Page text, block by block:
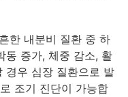
한 내분비 질환 중 하
동 증가, 체중 감소, 활
경우 심장 질환으로 발
조기 진단이 가능합